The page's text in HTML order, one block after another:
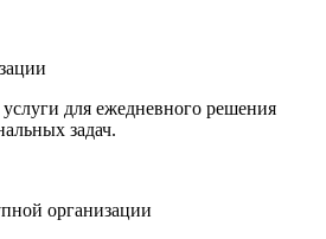
для ежедневного решения
задач.
организации